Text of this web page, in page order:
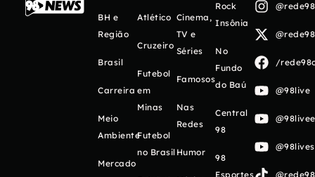
BH e
Região
Brasil
Carreira
Meio
Ambiente
Mercado
Atlético
Cruzeiro
Futebol
em
Minas
Futebol
no Brasil
Cinema,
TV e
Séries
Famosos
Nas
Redes
Humor
Rock
Insônia
No
Fundo
do Baú
Central
98
98
Esportes
/
@98live